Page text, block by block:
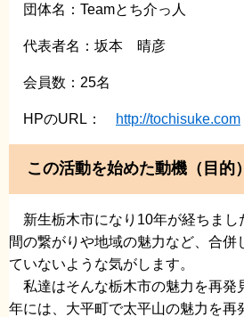
団体名：Teamとち介っ人
代表者名：坂本 晴彦
会員数：25名
HPのURL： http://tochisuke.com
この活動を始めた動機（目的）
新生栃木市になり10年が経ちまし
間の繋がりや地域の魅力など、合併
ていないような気がします。
私達はそんな栃木市の魅力を再発
年には、大平町で太平山の魅力を再